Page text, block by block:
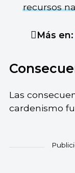
recursos
Más
Las
cardenismo